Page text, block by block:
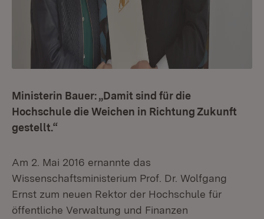
Ministerin Bauer: „Damit sind für die
Hochschule die Weichen in Richtung Zukunft
gestellt.“
Am 2. Mai 2016 ernannte das
Wissenschaftsministerium Prof. Dr. Wolfgang
Ernst zum neuen Rektor der Hochschule für
öffentliche Verwaltung und Finanzen